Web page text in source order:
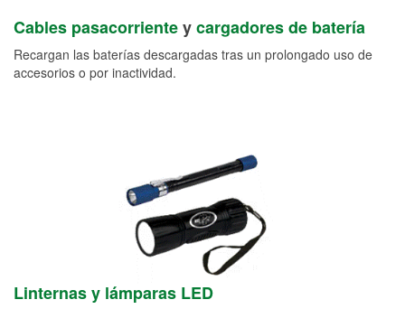
Cables pasacorrienteycargadores de batería
Recargan las baterías descargadas tras un prolongado uso de
accesorios o por inactividad.
Linternas y lámparas LED